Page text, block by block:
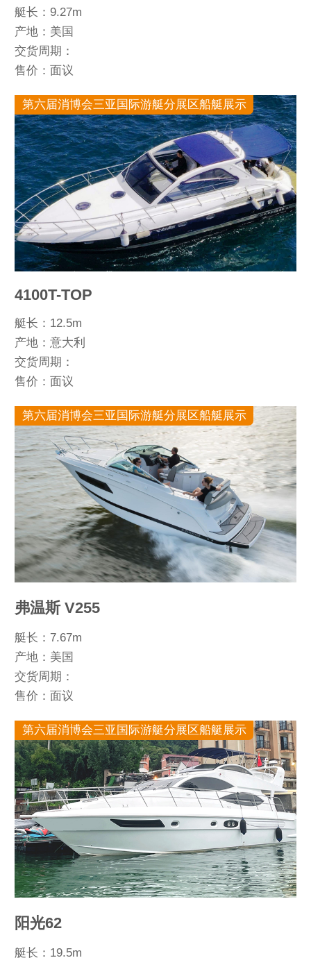
艇长：9.27m
产地：美国
交货周期：
售价：面议
第六届消博会三亚国际游艇分展区船艇展示
4100T-TOP
艇长：12.5m
产地：意大利
交货周期：
售价：面议
第六届消博会三亚国际游艇分展区船艇展示
弗温斯 V255
艇长：7.67m
产地：美国
交货周期：
售价：面议
第六届消博会三亚国际游艇分展区船艇展示
阳光62
艇长：19.5m